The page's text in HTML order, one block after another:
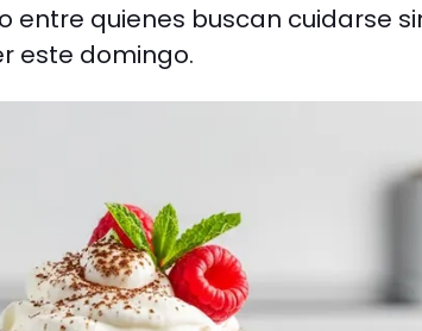
entre quienes buscan cuidarse
este domingo.